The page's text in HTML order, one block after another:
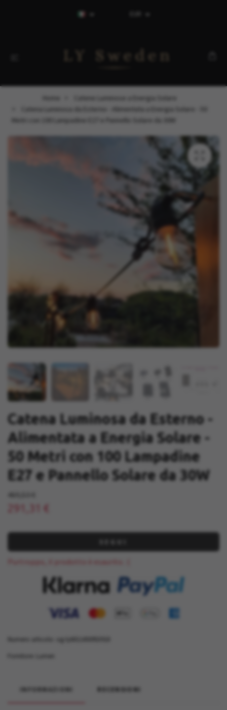
Catene Luminose a Energia Solare
Catena Luminosa da Esterno - Alimentata a Energia Solare - 50
Metri con 100 Lampadine E27 e Pannello Solare da 30W
Catena Luminosa da Esterno -
Alimentata a Energia Solare -
50 Metri con 100 Lampadine
E27 e Pannello Solare da 30W
469,53 €
og-ly6011450953918
INFORMAZIONI RECENSIONI